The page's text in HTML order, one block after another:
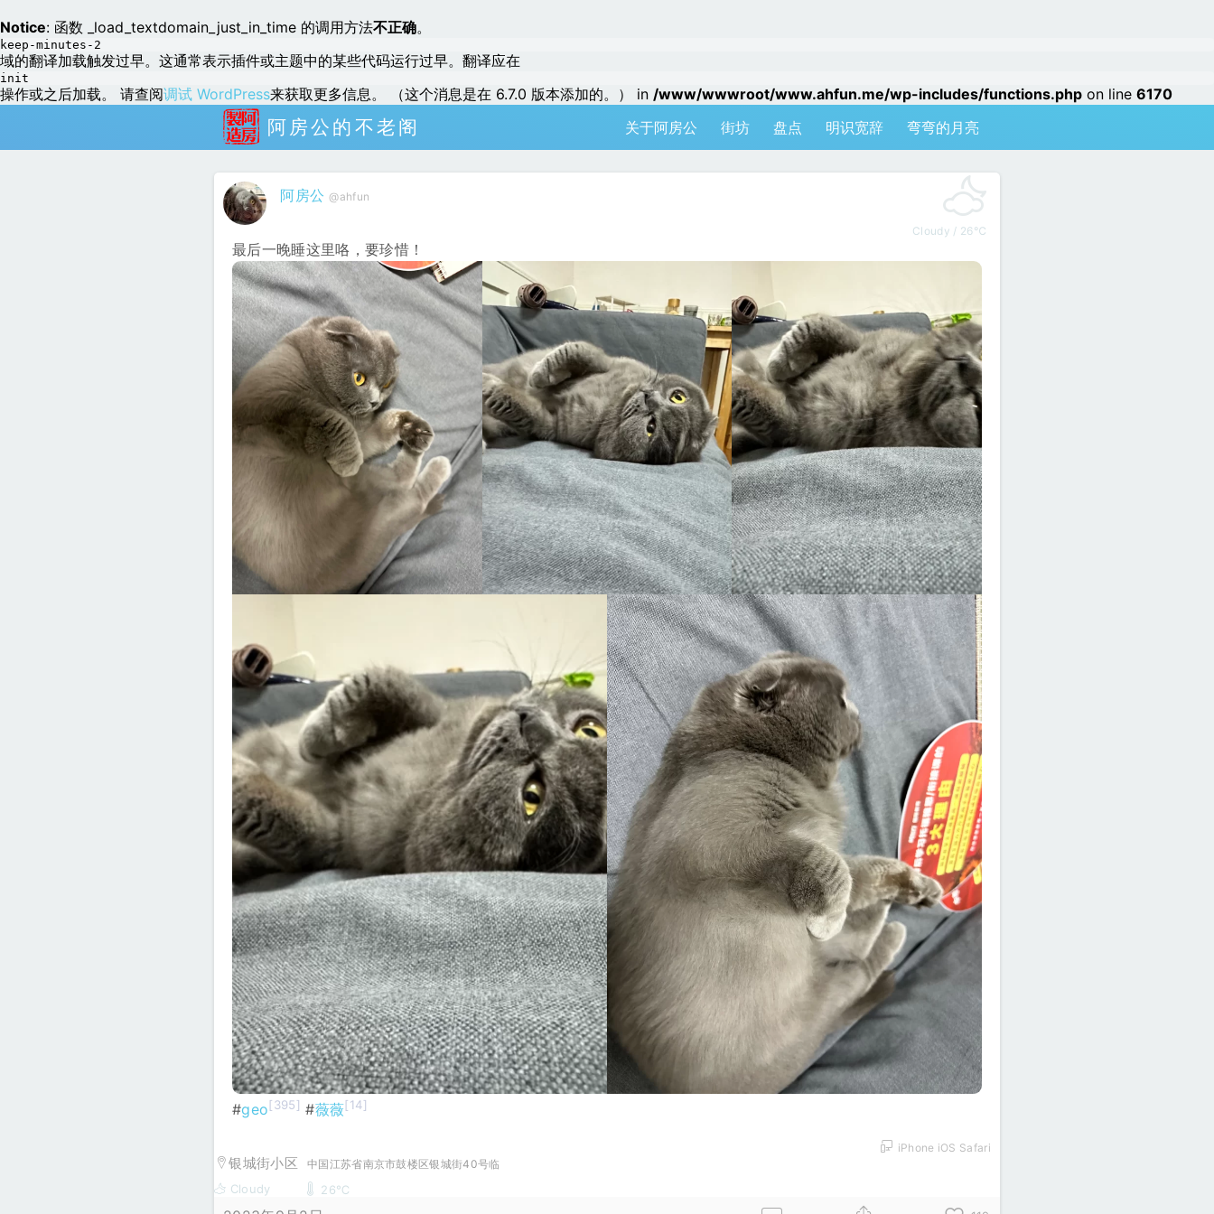
Notice: 函数 _load_textdomain_just_in_time 的调用方法不正确。
keep-minutes-2
域的翻译加载触发过早。这通常表示插件或主题中的某些代码运行过早。翻译应在
init
操作或之后加载。 请查阅调试 WordPress来获取更多信息。 （这个消息是在 6.7.0 版本添加的。） in /www/wwwroot/www.ahfun.me/wp-includes/functions.php on line 6170
阿房公的不老阁 关于阿房公 街坊 盘点 明识宽辞 弯弯的月亮
阿房公 @ahfun
Cloudy / 26℃
最后一晚睡这里咯，要珍惜！
#geo[395] #薇薇[14]
iPhone iOS Safari
银城街小区 中国江苏省南京市鼓楼区银城街40号临
Cloudy 26℃